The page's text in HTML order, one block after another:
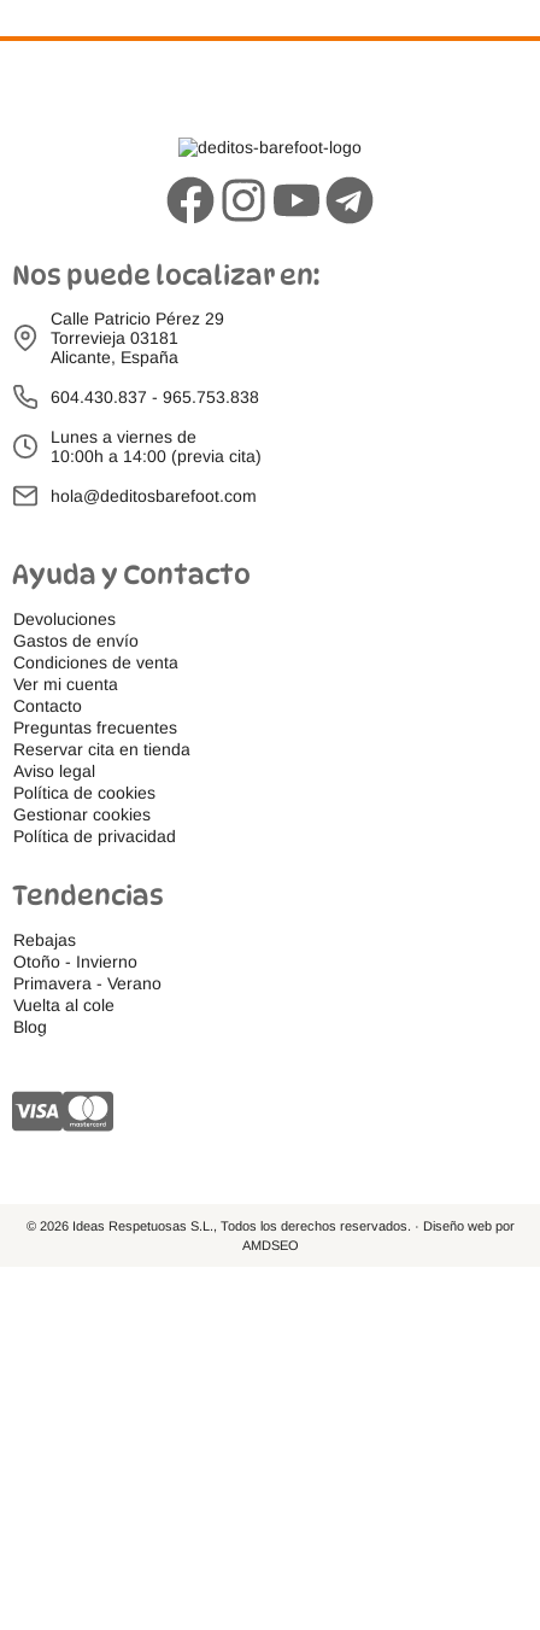
Nos puede localizar en:
Calle Patricio Pérez 29
Torrevieja 03181
Alicante, España
604.430.837 - 965.753.838
Lunes a viernes de
10:00h a 14:00 (previa cita)
hola@deditosbarefoot.com
Ayuda y Contacto
Devoluciones
Gastos de envío
Condiciones de venta
Ver mi cuenta
Contacto
Preguntas frecuentes
Reservar cita en tienda
Aviso legal
Política de cookies
Gestionar cookies
Política de privacidad
Tendencias
Rebajas
Otoño - Invierno
Primavera - Verano
Vuelta al cole
Blog
© 2026 Ideas Respetuosas S.L., Todos los derechos reservados. · Diseño web por
AMDSEO